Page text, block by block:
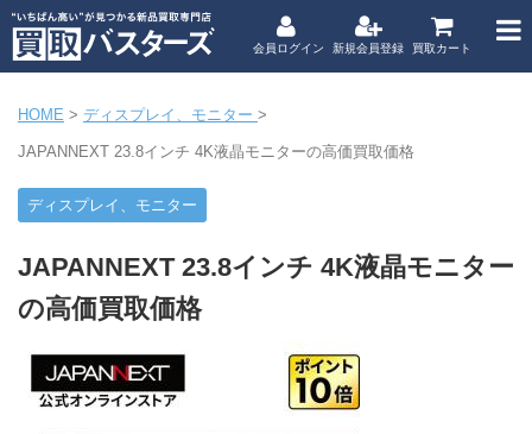
会員ログイン 新規会員登録 買取カート
HOME > ディスプレイ、モニター >
JAPANNEXT 23.8インチ 4K液晶モニターの高価買取価格
ディスプレイ、モニター
JAPANNEXT 23.8インチ 4K液晶モニター
の高価買取価格